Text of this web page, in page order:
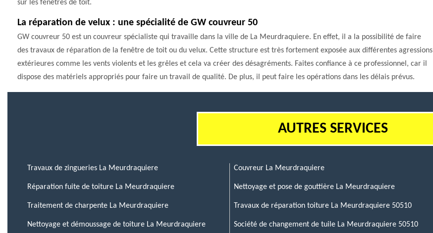
sur les fenêtres de toit.
La réparation de velux : une spécialité de GW couvreur 50
GW couvreur 50 est un couvreur spécialiste qui travaille dans la ville de La Meurdraquiere. En effet, il a la possibilité de faire
des travaux de réparation de la fenêtre de toit ou du velux. Cette structure est très fortement exposée aux différentes agressions
extérieures comme les vents violents et les grêles et cela va créer des désagréments. Faites confiance à ce professionnel, car il
dispose des matériels appropriés pour faire un travail de qualité. De plus, il peut faire les opérations dans les délais prévus.
AUTRES SERVICES
Travaux de zingueries La Meurdraquiere
Réparation fuite de toiture La Meurdraquiere
Traitement de charpente La Meurdraquiere
Nettoyage et démoussage de toiture La Meurdraquiere
Couvreur La Meurdraquiere
Nettoyage et pose de gouttière La Meurdraquiere
Travaux de réparation toiture La Meurdraquiere 50510
Société de changement de tuile La Meurdraquiere 50510